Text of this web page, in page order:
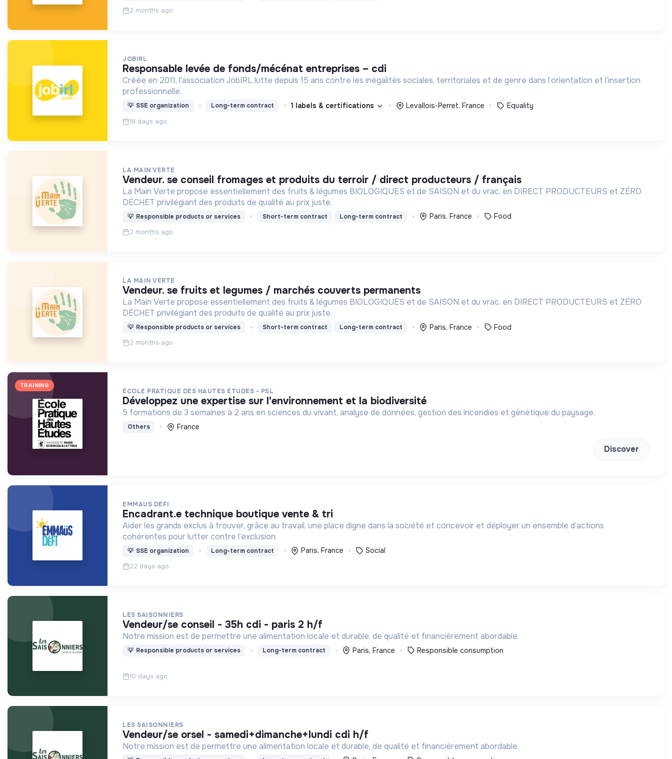
2 months ago
JOBIRL
responsable levée de fonds/mécénat entreprises – cdi
Créée en 2011, l'association JobIRL lutte depuis 15 ans contre les inégalités sociales, territoriales et de genre dans l’orientation et l’insertion
professionnelle.
💡 SSE organization Long-term contract 1 labels & certifications Levallois-Perret, France Equality
18 days ago
LA MAIN VERTE
vendeur. se conseil fromages et produits du terroir / direct producteurs / français
La Main Verte propose essentiellement des fruits & légumes BIOLOGIQUES et de SAISON et du vrac, en DIRECT PRODUCTEURS et ZÉRO
DÉCHET privilégiant des produits de qualité au prix juste.
💡 Responsible products or services Short-term contract Long-term contract Paris, France Food
2 months ago
LA MAIN VERTE
vendeur. se fruits et legumes / marchés couverts permanents
La Main Verte propose essentiellement des fruits & légumes BIOLOGIQUES et de SAISON et du vrac, en DIRECT PRODUCTEURS et ZÉRO
DÉCHET privilégiant des produits de qualité au prix juste.
💡 Responsible products or services Short-term contract Long-term contract Paris, France Food
2 months ago
TRAINING
ÉCOLE PRATIQUE DES HAUTES ÉTUDES - PSL
développez une expertise sur l'environnement et la biodiversité
5 formations de 3 semaines à 2 ans en sciences du vivant, analyse de données, gestion des incendies et génétique du paysage.
Others France
Discover
EMMAUS DEFI
encadrant.e technique boutique vente & tri
Aider les grands exclus à trouver, grâce au travail, une place digne dans la société et concevoir et déployer un ensemble d’actions
cohérentes pour lutter contre l’exclusion.
💡 SSE organization Long-term contract Paris, France Social
22 days ago
LES SAISONNIERS
vendeur/se conseil - 35h cdi - paris 2 h/f
Notre mission est de permettre une alimentation locale et durable, de qualité et financièrement abordable.
💡 Responsible products or services Long-term contract Paris, France Responsible consumption
10 days ago
LES SAISONNIERS
vendeur/se orsel - samedi+dimanche+lundi cdi h/f
Notre mission est de permettre une alimentation locale et durable, de qualité et financièrement abordable.